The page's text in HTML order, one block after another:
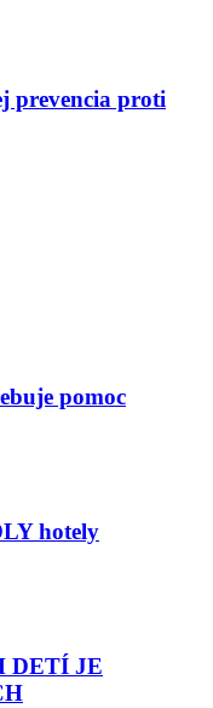
prevencia proti
pomoc
hotely
DETÍ JE